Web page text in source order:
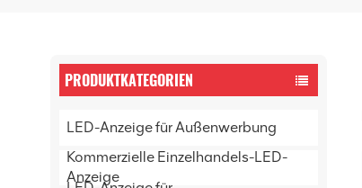
PRODUKTKATEGORIEN
LED-Anzeige für Außenwerbung
Kommerzielle Einzelhandels-LED-
Anzeige